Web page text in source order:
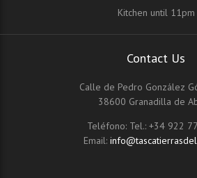
Kitchen until 11pm
Contact Us
Calle de Pedro González
38600 Granadilla de
Teléfono: Tel.: +34 922
Email: